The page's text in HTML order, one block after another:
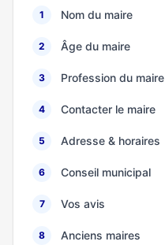
1 Nom du maire
2 Âge du maire
3 Profession du maire
4 Contacter le maire
5 Adresse & horaires
6 Conseil municipal
7 Vos avis
8 Anciens maires